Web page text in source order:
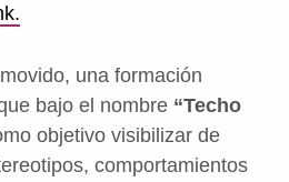
una formación
bajo el nombre “Techo
objetivo visibilizar de
comportamientos